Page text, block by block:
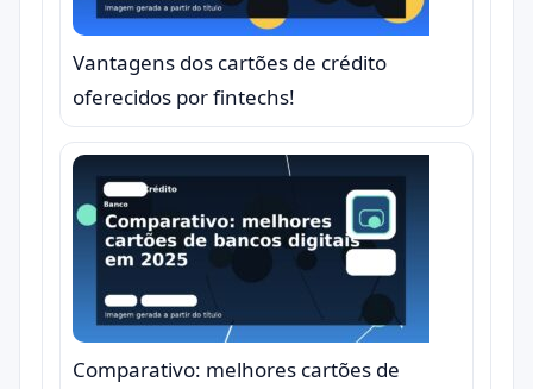
Vantagens dos cartões de crédito
oferecidos por fintechs!
Comparativo: melhores cartões de